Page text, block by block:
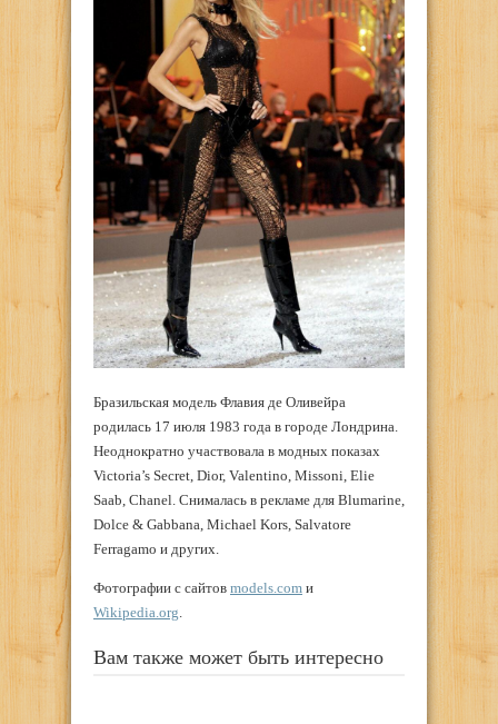
Бразильская модель Флавия де Оливейра
родилась 17 июля 1983 года в городе Лондрина.
Неоднократно участвовала в модных показах
Victoria’s Secret, Dior, Valentino, Missoni, Elie
Saab, Chanel. Снималась в рекламе для Blumarine,
Dolce & Gabbana, Michael Kors, Salvatore
Ferragamo и других.
Фотографии с сайтов models.com и
Wikipedia.org
Вам также может быть интересно